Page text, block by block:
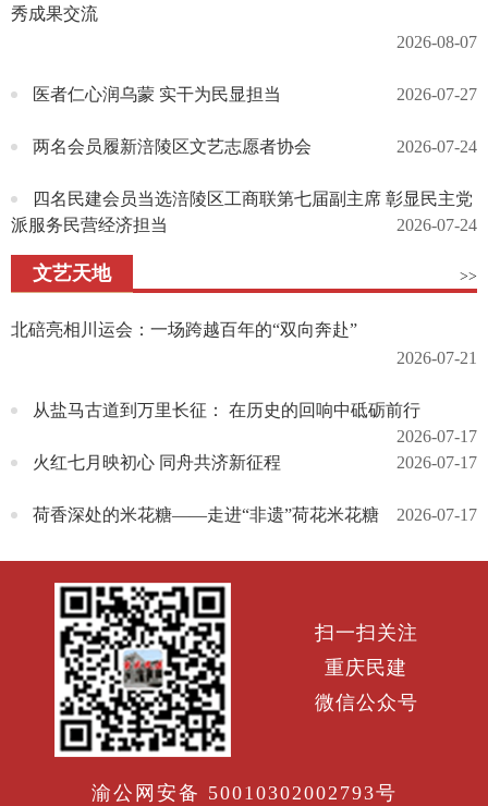
秀成果交流
2026-08-07
医者仁心润乌蒙 实干为民显担当 2026-07-27
两名会员履新涪陵区文艺志愿者协会 2026-07-24
四名民建会员当选涪陵区工商联第七届副主席 彰显民主党
派服务民营经济担当
2026-07-24
文艺天地 >>
北碚亮相川运会：一场跨越百年的“双向奔赴”
2026-07-21
从盐马古道到万里长征： 在历史的回响中砥砺前行
2026-07-17
火红七月映初心 同舟共济新征程
2026-07-17
荷香深处的米花糖——走进“非遗”荷花米花糖 2026-07-17
扫一扫关注
重庆民建
微信公众号
渝公网安备 50010302002793号